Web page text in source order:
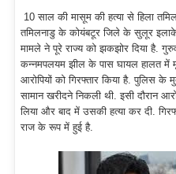
10 साल की मासूम की हत्या से हिला
तमिलनाडु के कोयंबटूर जिले के सुलूर
मामले ने पूरे राज्य को झकझोर दिया है.
कन्नमपलयम झील के पास घायल हालत में
आरोपियों को गिरफ्तार किया है. पुलिस के
सामान खरीदने निकली थी. इसी दौरान
लिया और बाद में उसकी हत्या कर दी.
राज के रूप में हुई है.